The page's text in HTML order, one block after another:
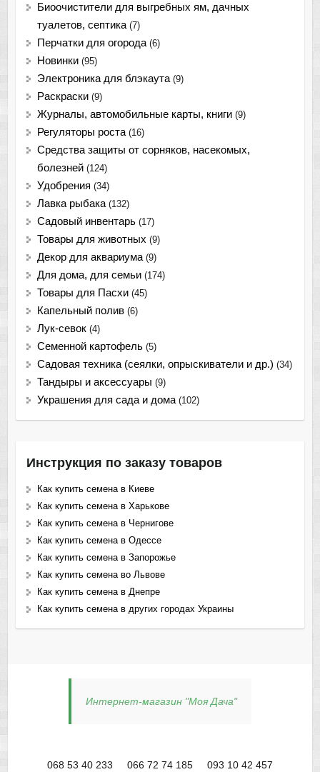
Биоочистители для выгребных ям, дачных
туалетов, септика (7)
Перчатки для огорода (6)
Новинки (95)
Электроника для блэкаута (9)
Раскраски (9)
Журналы, автомобильные карты, книги (9)
Регуляторы роста (16)
Средства защиты от сорняков, насекомых,
болезней (124)
Удобрения (34)
Лавка рыбака (132)
Садовый инвентарь (17)
Товары для животных (9)
Декор для аквариума (9)
Для дома, для семьи (174)
Товары для Пасхи (45)
Капельный полив (6)
Лук-севок (4)
Семенной картофель (5)
Садовая техника (сеялки, опрыскиватели и др.) (34)
Тандыры и аксессуары (9)
Украшения для сада и дома (102)
Инструкция по заказу товаров
Как купить семена в Киеве
Как купить семена в Харькове
Как купить семена в Чернигове
Как купить семена в Одессе
Как купить семена в Запорожье
Как купить семена во Львове
Как купить семена в Днепре
Как купить семена в других городах Украины
Интернет-магазин "Моя Дача"
068 53 40 233 066 72 74 185 093 10 42 457